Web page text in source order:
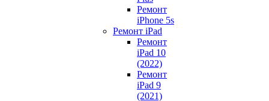
Ремонт
iPhone 5s
Ремонт iPad
Ремонт
iPad 10
(2022)
Ремонт
iPad 9
(2021)